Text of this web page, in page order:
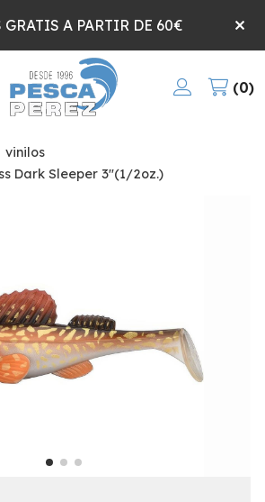
GRATIS A PARTIR DE 60€
0
vinilos
Dark Sleeper 3"(1/2oz.)